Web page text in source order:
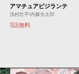
アマチュアビジランテ
浅村壮平/内藤光太郎
3話無料